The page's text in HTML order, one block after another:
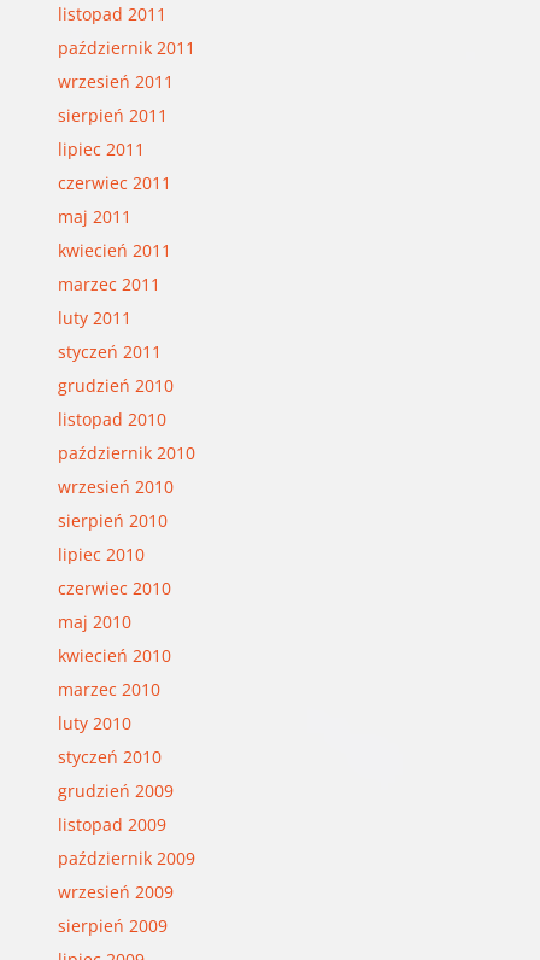
listopad 2011
październik 2011
wrzesień 2011
sierpień 2011
lipiec 2011
czerwiec 2011
maj 2011
kwiecień 2011
marzec 2011
luty 2011
styczeń 2011
grudzień 2010
listopad 2010
październik 2010
wrzesień 2010
sierpień 2010
lipiec 2010
czerwiec 2010
maj 2010
kwiecień 2010
marzec 2010
luty 2010
styczeń 2010
grudzień 2009
listopad 2009
październik 2009
wrzesień 2009
sierpień 2009